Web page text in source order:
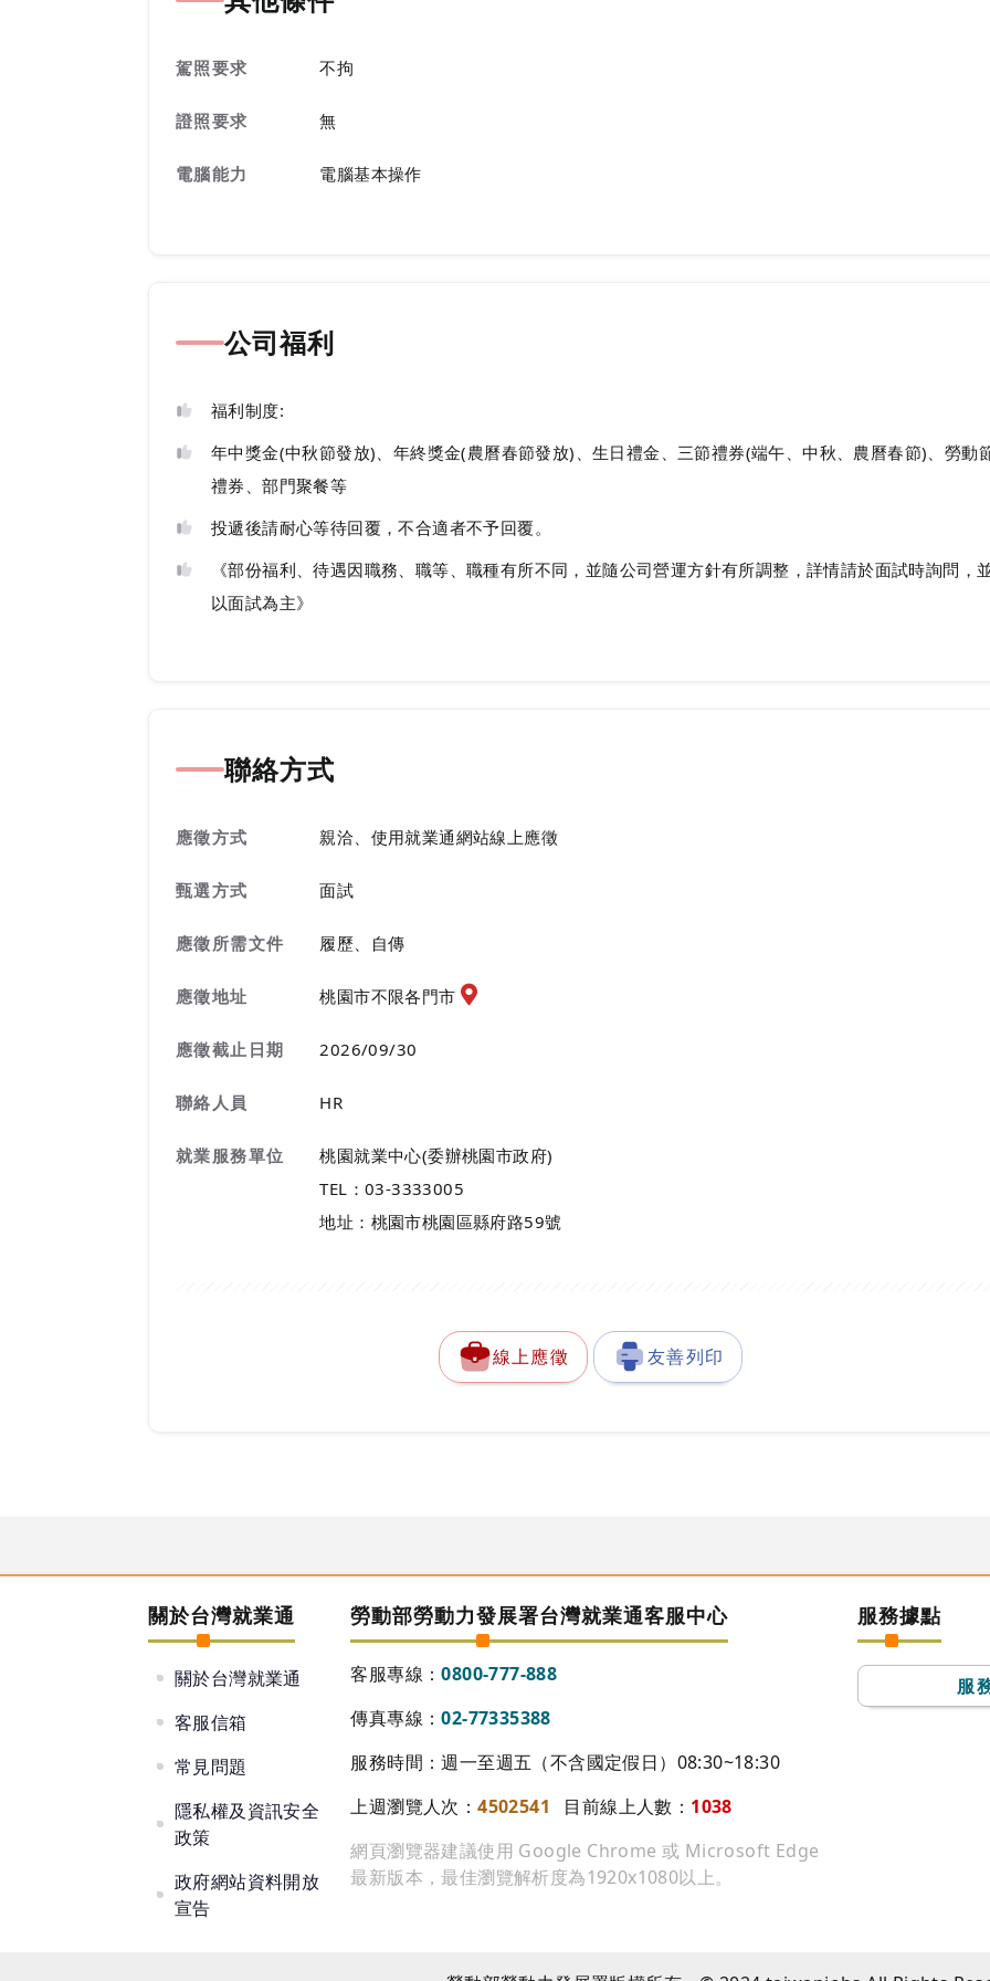
駕照要求 不拘
證照要求 無
電腦能力 電腦基本操作
公司福利
福利制度:
年中獎金(中秋節發放)、年終獎金(農曆春節發放)、生日禮金、三節禮券(端午、中秋、農曆春節)、勞動
禮券、部門聚餐等
投遞後請耐心等待回覆，不合適者不予回覆。
《部份福利、待遇因職務、職等、職種有所不同，並隨公司營運方針有所調整，詳情請於面試時詢問，
以面試為主》
聯絡方式
應徵方式 親洽、使用就業通網站線上應徵
甄選方式 面試
應徵所需文件 履歷、自傳
應徵地址 桃園市不限各門市應徵地址地圖『另開新視窗』
應徵截止日期 2026/09/30
聯絡人員 HR
就業服務單位
桃園就業中心(委辦桃園市政府)
TEL：03-3333005
地址：桃園市桃園區縣府路59號
線上應徵 友善列印
關於台灣就業通
關於台灣就業通
客服信箱
常見問題
隱私權及資訊安全
政策
政府網站資料開放
宣告
勞動部勞動力發展署台灣就業通客服中心
客服專線：0800-777-888
傳真專線：02-77335388
服務時間：週一至週五（不含國定假日）08:30~18:30
上週瀏覽人次：4502541 目前線上人數： 1038
網頁瀏覽器建議使用 Google Chrome 或 Microsoft Edge
最新版本，最佳瀏覽解析度為1920x1080以上。
27
服務據點
服